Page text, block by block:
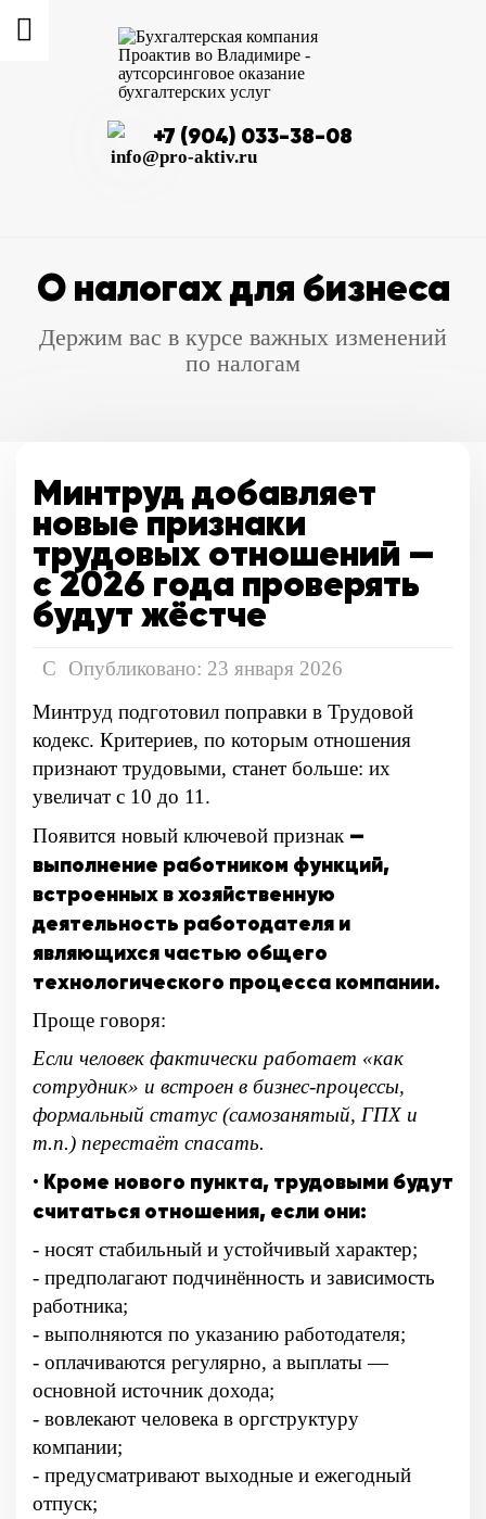
+7 (904) 033-38-08
info@pro-aktiv.ru
О налогах для бизнеса
Держим вас в курсе важных изменений
по налогам
Минтруд добавляет
новые признаки
трудовых отношений —
с 2026 года проверять
будут жёстче
Опубликовано: 23 января 2026
Минтруд подготовил поправки в Трудовой
кодекс. Критериев, по которым отношения
признают трудовыми, станет больше: их
увеличат с 10 до 11.
Появится новый ключевой признак —
выполнение работником функций,
встроенных в хозяйственную
деятельность работодателя и
являющихся частью общего
технологического процесса компании.
Проще говоря:
Если человек фактически работает «как
сотрудник» и встроен в бизнес-процессы,
формальный статус (самозанятый, ГПХ и
т.п.) перестаёт спасать.
· Кроме нового пункта, трудовыми будут
считаться отношения, если они:
- носят стабильный и устойчивый характер;
- предполагают подчинённость и зависимость
работника;
- выполняются по указанию работодателя;
- оплачиваются регулярно, а выплаты —
основной источник дохода;
- вовлекают человека в оргструктуру
компании;
- предусматривают выходные и ежегодный
отпуск;